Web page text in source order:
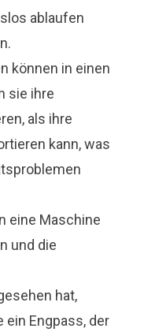
ablaufen
können in einen
sie ihre
als ihre
kann, was
eine Maschine
und die
hat,
Engpass, der